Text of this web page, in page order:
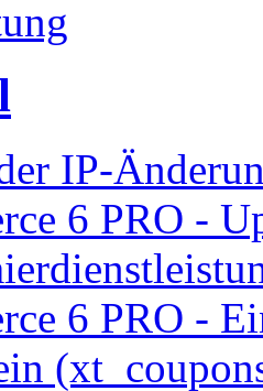
IP-
6 PRO -
6 PRO -